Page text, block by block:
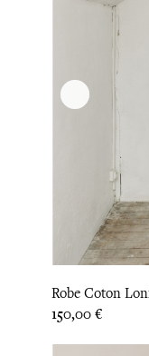
Robe Coton
Prix
150,00 €